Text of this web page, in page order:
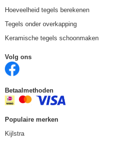
Hoeveelheid tegels berekenen
Tegels onder overkapping
Keramische tegels schoonmaken
Volg ons
Betaalmethoden
Populaire merken
Kijlstra